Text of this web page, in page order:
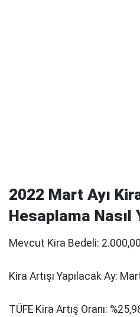
2022 Mart Ayı
Hesaplama Nasıl
Mevcut Kira Bedeli:
Kira Artışı Yapılacak Ay:
TÜFE Kira Artış Oranı: